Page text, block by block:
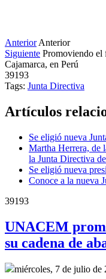
Anterior Anterior
Siguiente Promoviendo el
Cajamarca, en Perú
39193
Tags: Junta Directiva
Artículos
Se eligió nueva
Martha Herrera, de
la Junta Directiva
Se eligió nueva
Conoce a la nueva
39193
UNACEM
su cadena de
miércoles, 7 de julio de